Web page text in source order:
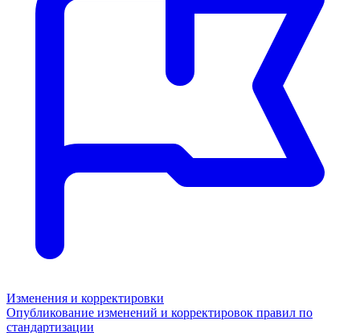
Изменения и корректировки
Опубликование изменений и корректировок правил по
стандартизации